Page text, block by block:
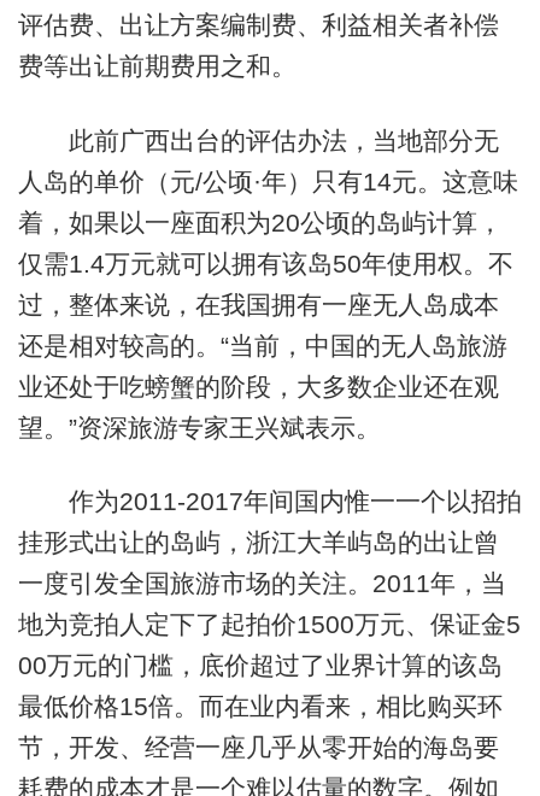
评估费、出让方案编制费、利益相关者补偿
费等出让前期费用之和。
此前广西出台的评估办法，当地部分无
人岛的单价（元/公顷·年）只有14元。这意味
着，如果以一座面积为20公顷的岛屿计算，
仅需1.4万元就可以拥有该岛50年使用权。不
过，整体来说，在我国拥有一座无人岛成本
还是相对较高的。“当前，中国的无人岛旅游
业还处于吃螃蟹的阶段，大多数企业还在观
望。”资深旅游专家王兴斌表示。
作为2011-2017年间国内惟一一个以招拍
挂形式出让的岛屿，浙江大羊屿岛的出让曾
一度引发全国旅游市场的关注。2011年，当
地为竞拍人定下了起拍价1500万元、保证金5
00万元的门槛，底价超过了业界计算的该岛
最低价格15倍。而在业内看来，相比购买环
节，开发、经营一座几乎从零开始的海岛要
耗费的成本才是一个难以估量的数字。例如